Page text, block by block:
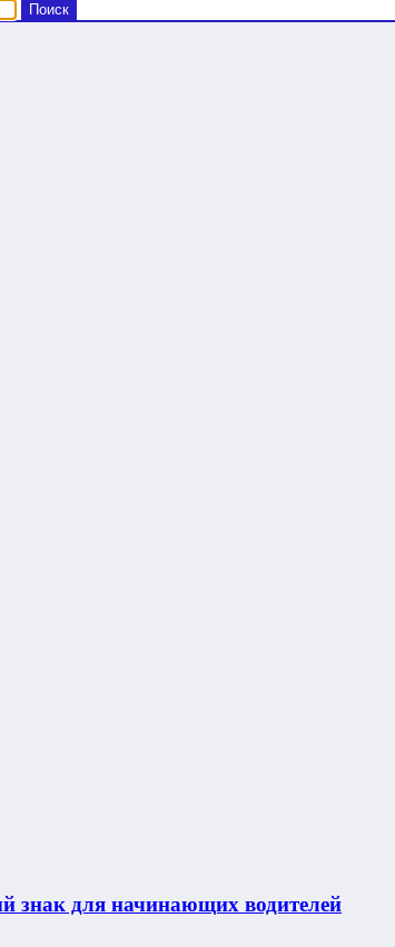
знак для начинающих водителей